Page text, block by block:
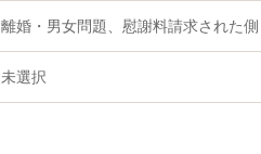
離婚・男女問題、慰謝料請求された側
未選択